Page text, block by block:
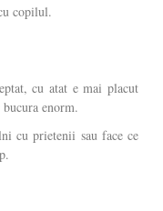
copilul.
cu atat e mai placut
enorm.
cu prietenii sau face ce